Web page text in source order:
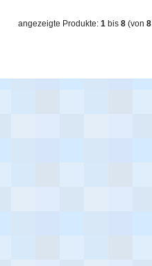
angezeigte Produkte: 1 bis 8 (von 8